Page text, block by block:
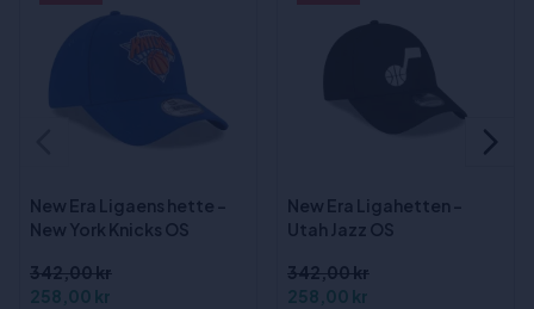
New Era Ligaens hette -
New York Knicks OS
342,00 kr
258,00 kr
New Era Ligahetten -
Utah Jazz OS
342,00 kr
258,00 kr